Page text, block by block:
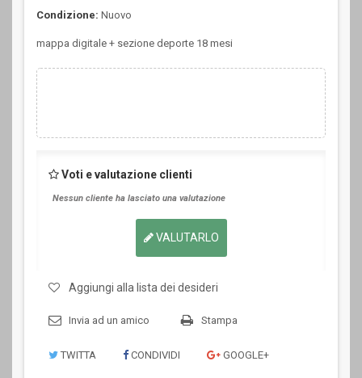
Condizione: Nuovo
mappa digitale + sezione deporte 18 mesi
Voti e valutazione clienti
Nessun cliente ha lasciato una valutazione
VALUTARLO
Aggiungi alla lista dei desideri
Invia ad un amico Stampa
TWITTA CONDIVIDI GOOGLE+